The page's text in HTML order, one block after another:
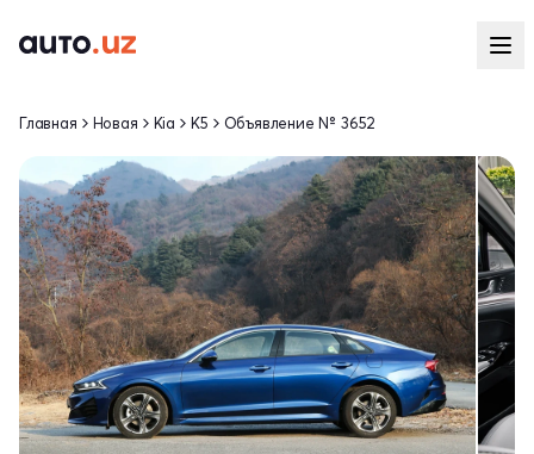
Главная Новая Kia K5 Объявление № 3652